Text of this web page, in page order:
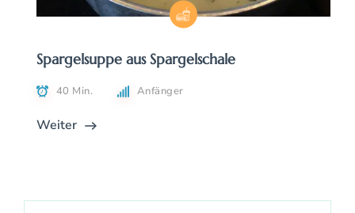
Spargelsuppe aus Spargelschale
40 Min. Anfänger
Weiter